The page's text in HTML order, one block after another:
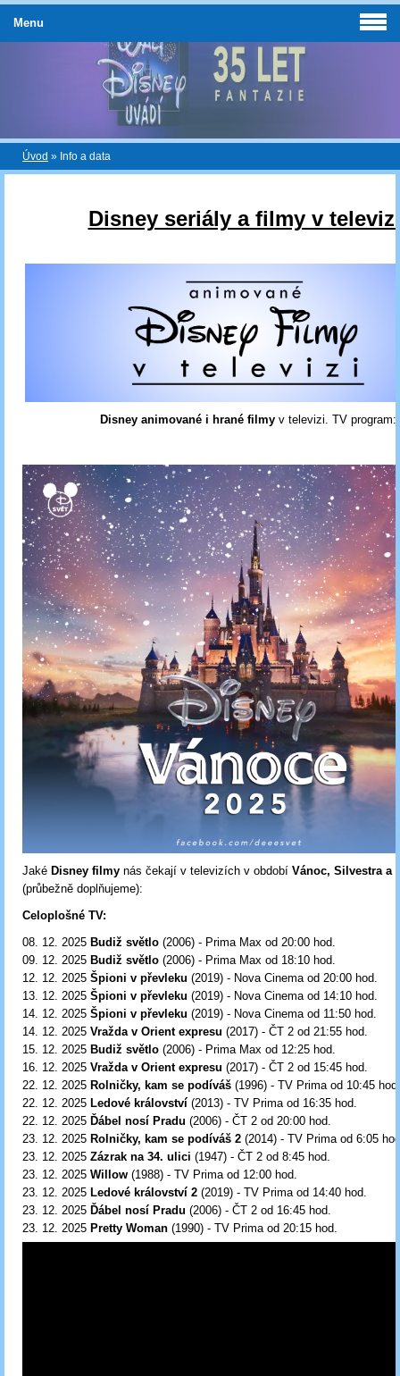
Úvod » Info a data
Disney seriály a filmy v
Disney animované i hrané filmyv televizi. TV program:
Jaké Disney filmy nás čekají v televizích v období Vánoc, Silvestra a
(průbežně doplňujeme):
Celoplošné TV:
08. 12. 2025 Budiž světlo (2006) - Prima Max od 20:00 hod.
09. 12. 2025 Budiž světlo (2006) - Prima Max od 18:10 hod.
12. 12. 2025 Špioni v převleku (2019) - Nova Cinema od 20:00 hod.
13. 12. 2025 Špioni v převleku (2019) - Nova Cinema od 14:10 hod.
14. 12. 2025 Špioni v převleku (2019) - Nova Cinema od 11:50 hod.
14. 12. 2025 Vražda v Orient expresu (2017) - ČT 2 od 21:55 hod.
15. 12. 2025 Budiž světlo (2006) - Prima Max od 12:25 hod.
16. 12. 2025 Vražda v Orient expresu (2017) - ČT 2 od 15:45 hod.
22. 12. 2025 Rolničky, kam se podíváš (1996) - TV Prima od 10:45 hod.
22. 12. 2025 Ledové království (2013) - TV Prima od 16:35 hod.
22. 12. 2025 Ďábel nosí Pradu (2006) - ČT 2 od 20:00 hod.
23. 12. 2025 Rolničky, kam se podíváš 2 (2014) - TV Prima od 6:05
23. 12. 2025 Zázrak na 34. ulici (1947) - ČT 2 od 8:45 hod.
23. 12. 2025 Willow (1988) - TV Prima od 12:00 hod.
23. 12. 2025 Ledové království 2 (2019) - TV Prima od 14:40 hod.
23. 12. 2025 Ďábel nosí Pradu (2006) - ČT 2 od 16:45 hod.
23. 12. 2025 Pretty Woman (1990) - TV Prima od 20:15 hod.
Menu